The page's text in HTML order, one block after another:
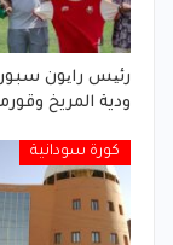
رئیس رایون
ودية المريخ
كورة سودانية